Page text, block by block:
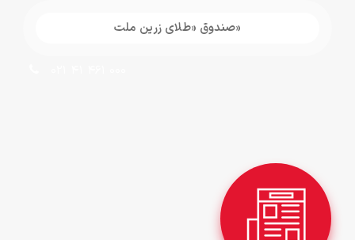
«صندوق «طلای زرین ملت